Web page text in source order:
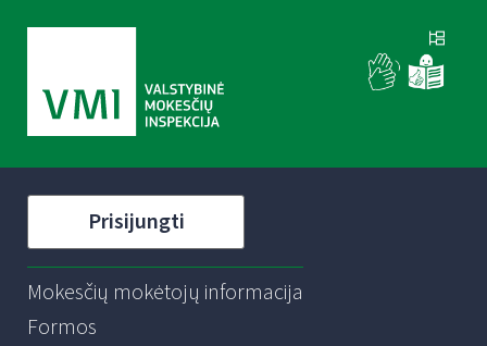
Prisijungti
Mokesčių mokėtojų informacija
Formos